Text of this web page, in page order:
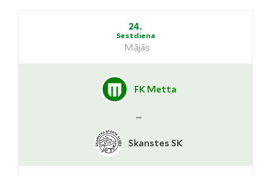
24.
Sestdiena
Mājās
FK Metta
-
Skanstes SK